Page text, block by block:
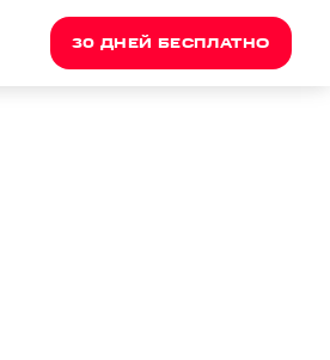
30 ДНЕЙ БЕСПЛАТНО